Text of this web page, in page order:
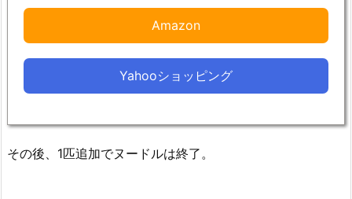
Amazon
Yahooショッピング
その後、1匹追加でヌードルは終了。